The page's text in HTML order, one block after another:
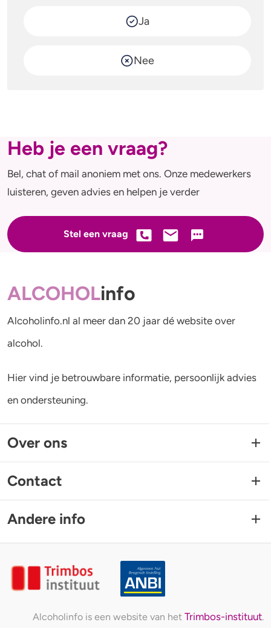
Ja
Nee
Heb je een vraag?
Bel, chat of mail anoniem met ons. Onze medewerkers
luisteren, geven advies en helpen je verder
Stel een vraag
ALCOHOLinfo
Alcoholinfo.nl al meer dan 20 jaar dé website over
alcohol.
Hier vind je betrouwbare informatie, persoonlijk advies
en ondersteuning.
Over ons
Contact
Andere info
Alcoholinfo is een website van het Trimbos-instituut.